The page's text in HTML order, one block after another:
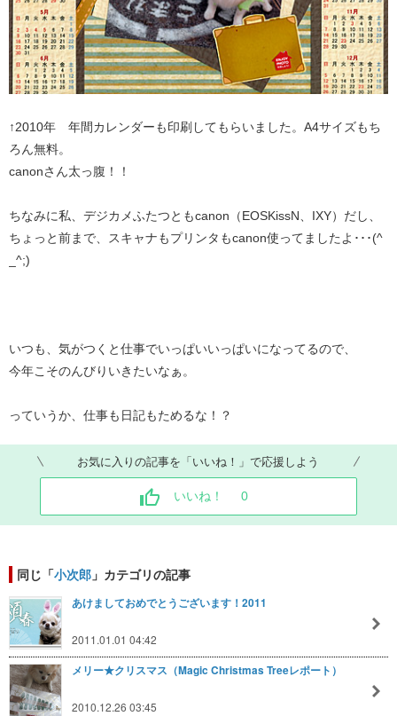
↑2010年 年間カレンダーも印刷してもらいました。A4サイズもち
ろん無料。
canonさん太っ腹！！
ちなみに私、デジカメふたつともcanon（EOSKissN、IXY）だし、
ちょっと前まで、スキャナもプリンタもcanon使ってましたよ･･･(^
_^;)
いつも、気がつくと仕事でいっぱいいっぱいになってるので、
今年こそのんびりいきたいなぁ。
っていうか、仕事も日記もためるな！？
お気に入りの記事を「いいね！」で応援しよう
いいね！ 0
同じ「小次郎 」カテゴリの記事
あけましておめでとうございます！2011
2011.01.01 04:42
メリー★クリスマス（Magic Christmas Treeレポート）
2010.12.26 03:45